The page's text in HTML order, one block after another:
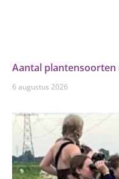
Aantal plantensoorten
6 augustus 2026